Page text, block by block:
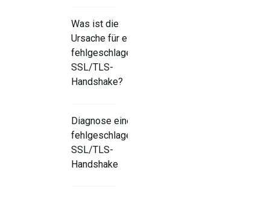
Was ist die
Ursache für einen
fehlgeschlagenen
SSL/TLS-
Handshake?
Diagnose eines
fehlgeschlagenen
SSL/TLS-
Handshake